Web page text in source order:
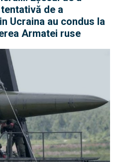
de a
Ucraina au condus la
Armatei ruse